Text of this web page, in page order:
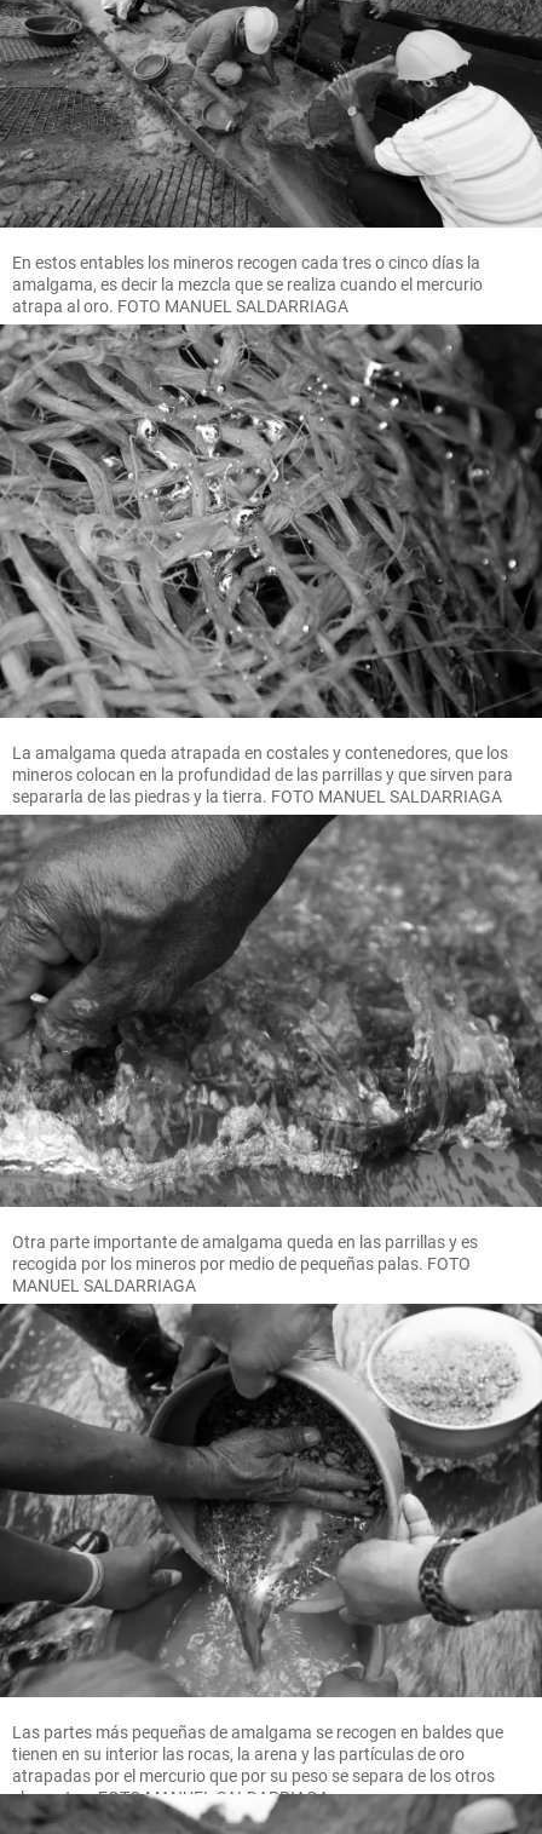
En estos entables los mineros recogen cada tres o cinco días la
amalgama, es decir la mezcla que se realiza cuando el mercurio
atrapa al oro. FOTO MANUEL SALDARRIAGA
La amalgama queda atrapada en costales y contenedores, que los
mineros colocan en la profundidad de las parrillas y que sirven para
separarla de las piedras y la tierra. FOTO MANUEL SALDARRIAGA
Otra parte importante de amalgama queda en las parrillas y es
recogida por los mineros por medio de pequeñas palas. FOTO
MANUEL SALDARRIAGA
Las partes más pequeñas de amalgama se recogen en baldes que
tienen en su interior las rocas, la arena y las partículas de oro
atrapadas por el mercurio que por su peso se separa de los otros
elementos. FOTO MANUEL SALDARRIAGA